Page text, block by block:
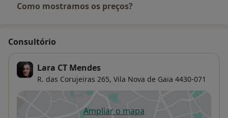
Como mostramos os preços?
Consultório
Lara CT Mendes
R. das Corujeiras 265, Vila Nova de Gaia 4430-071
Ampliar o mapa